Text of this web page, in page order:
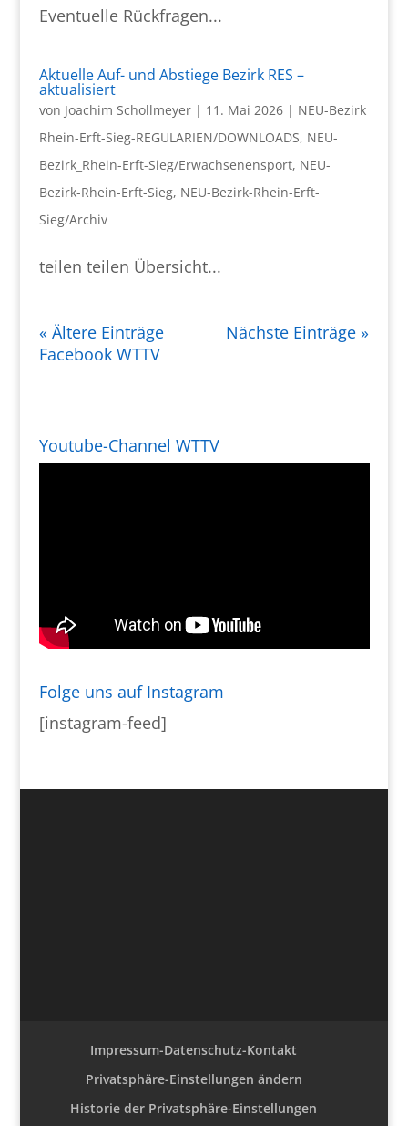
Eventuelle Rückfragen...
Aktuelle Auf- und Abstiege Bezirk RES –
aktualisiert
von Joachim Schollmeyer| 11. Mai 2026| NEU-Bezirk
Rhein-Erft-Sieg-REGULARIEN/DOWNLOADS, NEU-
Bezirk_Rhein-Erft-Sieg/Erwachsenensport, NEU-
Bezirk-Rhein-Erft-Sieg, NEU-Bezirk-Rhein-Erft-
Sieg/Archiv
teilen teilen Übersicht...
« Ältere Einträge
Nächste Einträge »
Facebook WTTV
Youtube-Channel WTTV
Folge uns auf Instagram
[instagram-feed]
Impressum-Datenschutz-Kontakt
Privatsphäre-Einstellungen ändern
Historie der Privatsphäre-Einstellungen